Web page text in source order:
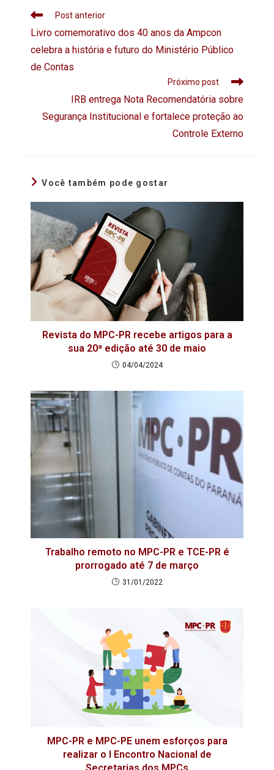
Post anterior
Livro comemorativo dos 40 anos da Ampcon
celebra a história e futuro do Ministério Público
de Contas
Próximo post
IRB entrega Nota Recomendatória sobre
Segurança Institucional e fortalece proteção ao
Controle Externo
Você também pode gostar
Revista do MPC-PR recebe artigos para a
sua 20ª edição até 30 de maio
04/04/2024
Trabalho remoto no MPC-PR e TCE-PR é
prorrogado até 7 de março
31/01/2022
MPC-PR e MPC-PE unem esforços para
realizar o I Encontro Nacional de